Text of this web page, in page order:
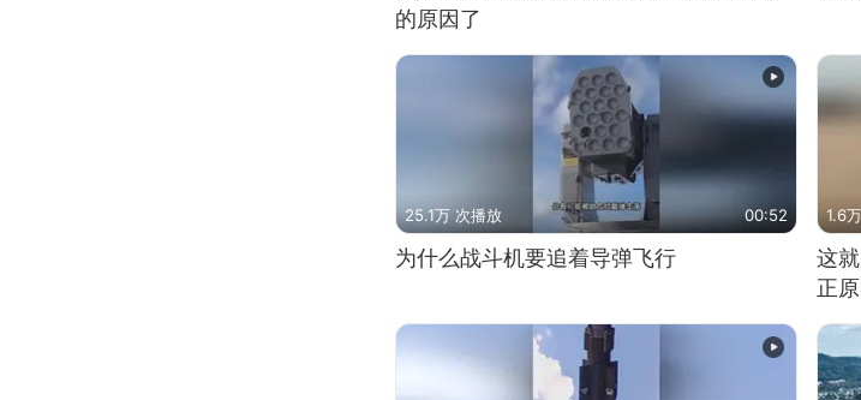
的原因了
25.1万 次播放 00:52
为什么战斗机要追着导弹飞行
1.6
这
正